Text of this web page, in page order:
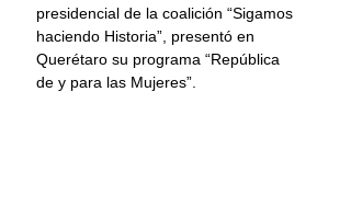
presidencial de la coalición “Sigamos
haciendo Historia”, presentó en
Querétaro su programa “República
de y para las Mujeres”.